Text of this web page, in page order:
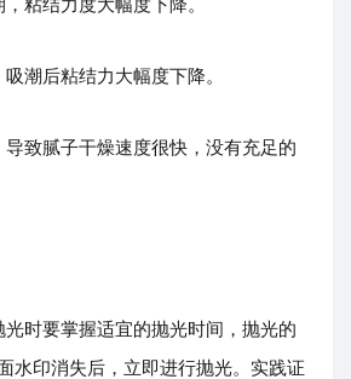
粘结力度大幅度下降。
潮后粘结力大幅度下降。
致腻子干燥速度很快，没有充足的
时要掌握适宜的抛光时间，抛光的
水印消失后，立即进行抛光。实践证